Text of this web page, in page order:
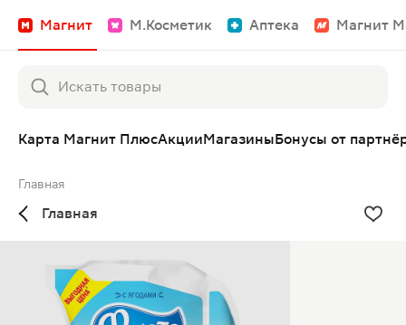
Магнит М.Косметик Аптека Магнит
Карта Магнит ПлюсАкцииМагазиныБонусы от
Главная
Главная